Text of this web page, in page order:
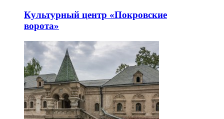
Культурный центр «Покровские
ворота»